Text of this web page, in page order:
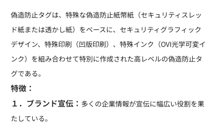
偽造防止タグは、特殊な偽造防止紙幣紙（セキュリティスレッ
ド紙または透かし紙）をベースに、セキュリティグラフィック
デザイン、特殊印刷（凹版印刷）、特殊インク（OVI光学可変イ
ンク）を組み合わせて特別に作成された高レベルの偽造防止タ
グである。
特徴：
１．ブランド宣伝： 多くの企業情報が宣伝に幅広い役割を果
たしている。